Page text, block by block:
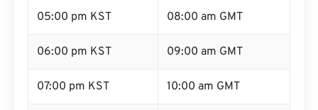
05:00 pm KST 08:00 am GMT
06:00 pm KST 09:00 am GMT
07:00 pm KST 10:00 am GMT